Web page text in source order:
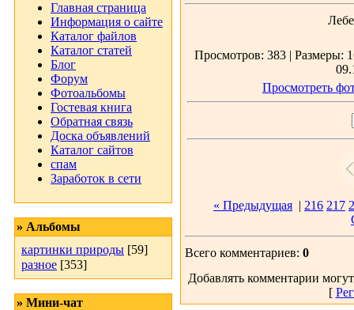
Главная страница
Информация о сайте
Каталог файлов
Каталог статей
Блог
Форум
Фотоальбомы
Гостевая книга
Обратная связь
Доска объявлений
Каталог сайтов
спам
Заработок в сети
» Альбомы
картинки природы [59]
разное [353]
» Мини-чат
Просмотров: 383 | Размеры:
Просмотреть
« Предыдущая | 216 217
Всего комментариев: 0
Добавлять комментарии
[